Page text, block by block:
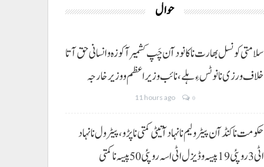
حوال
سلامتی کونسل بھارت نا کانود آن چَپ کشمیر آ کوزہ و انسانی حق آتا
خلاف ورزی نا نوٹس ءِ ہلے،نائب وزیراعظم و وزیر خارجہ
11 hours ago 0
حکومت نا کنڈ آن پیٹرولیم نا نہاد آتیٹی کمتی نا پڑو،پیٹرول نا نہاد
اٹی 3 روپئی 19 پیسہ و ڈیزل اٹی اسہ روپئی 50 پیسہ نا کمتی